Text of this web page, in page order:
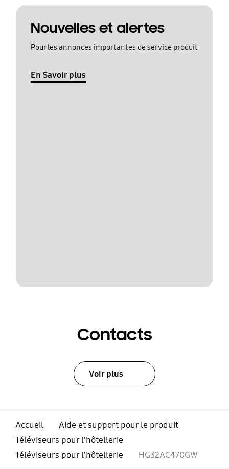
Nouvelles et alertes
Pour les annonces importantes de service produit
En Savoir plus
Contacts
Voir plus
Accueil
Aide et support pour le produit
Téléviseurs pour l'hôtellerie
Téléviseurs pour l'hôtellerie
HG32AC470GW